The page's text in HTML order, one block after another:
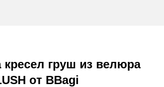
кресел груш из велюра
от BBagi